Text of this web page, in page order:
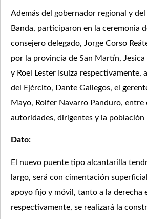
Además del gobernador regional y del
Banda, participaron en la ceremonia
consejero delegado, Jorge Corso
por la provincia de San Martín,
y Roel Lester Isuiza respectivamente,
del Ejército, Dante Gallegos, el
Mayo, Rolfer Navarro Panduro,
autoridades, dirigentes y la población
Dato:
El nuevo puente tipo alcantarilla
largo, será con cimentación
apoyo fijo y móvil, tanto a la derecha
respectivamente, se realizará la